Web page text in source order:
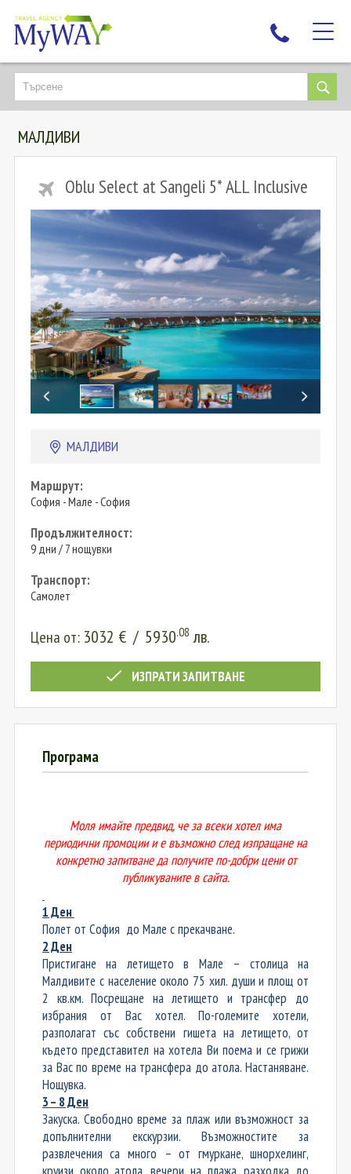
НАЙ-ТЪРСЕНИ
ДЕСТИНАЦИИ
ЕКЗОТИЧНИ ПОЧИВКИ
КРУИЗИ
НОВА ГОДИНА
ПЪТУВАЙТЕ С ДЕЦА
ЛЮБОПИТНО
ЗА НАС
КОНТАКТИ
МАЛДИВИ
Oblu Select at Sangeli 5* ALL Inclusive
МАЛДИВИ
Маршрут:
София - Мале - София
Продължителност:
9 дни / 7 нощувки
Транспорт:
Самолет
Цена от: 3032 € / 5930.08 лв.
ИЗПРАТИ ЗАПИТВАНЕ
Програма
Моля имайте предвид, че за всеки хотел има
периодични промоции и е възможно след изпращане на
конкретно запитване да получите по-добри цени от
публикуваните в сайта.
1 Ден
Полет от София до Мале с прекачване.
2 Ден
Пристигане на летището в Мале – столица на
Малдивите с население около 75 хил. души и площ от
2 кв.км. Посрещане на летището и трансфер до
избрания от Вас хотел. По-големите хотели,
разполагат със собствени гишета на летището, от
където представител на хотела Ви поема и се грижи
за Вас по време на трансфера до атола. Настаняване.
Нощувка.
3 – 8 Ден
Закуска. Свободно време за плаж или възможност за
допълнителни екскурзии. Възможностите за
развлечения са много – от гмуркане, шнорхелинг,